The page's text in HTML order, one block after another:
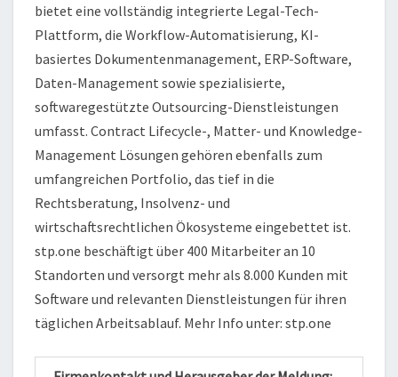
bietet eine vollständig integrierte Legal-Tech-
Plattform, die Workflow-Automatisierung, KI-
basiertes Dokumentenmanagement, ERP-Software,
Daten-Management sowie spezialisierte,
softwaregestützte Outsourcing-Dienstleistungen
umfasst. Contract Lifecycle-, Matter- und Knowledge-
Management Lösungen gehören ebenfalls zum
umfangreichen Portfolio, das tief in die
Rechtsberatung, Insolvenz- und
wirtschaftsrechtlichen Ökosysteme eingebettet ist.
stp.one beschäftigt über 400 Mitarbeiter an 10
Standorten und versorgt mehr als 8.000 Kunden mit
Software und relevanten Dienstleistungen für ihren
täglichen Arbeitsablauf. Mehr Info unter: stp.one